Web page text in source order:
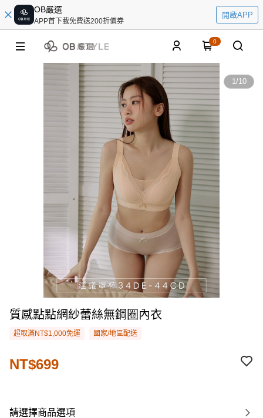
OB嚴選
APP首下載免費送200折價券
開啟APP
0
1/10
質感點點網紗蕾絲無鋼圈內衣
超取滿NT$1,000免運 國家/地區配送
NT$699
請選擇商品選項